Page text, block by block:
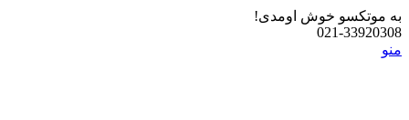
به موتکسو خوش اومدی!
021-33920308
منو